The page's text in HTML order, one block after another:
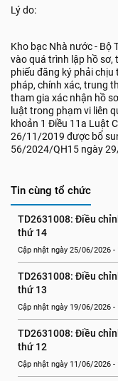
Lý do:
Kho bạc Nhà nước - Bộ
vào quá trình lập hồ sơ,
phiếu đăng ký phải
pháp, chính xác, trung
tham gia xác nhận hồ
luật trong phạm vi liên
khoản 1 Điều 11a Luật
26/11/2019 được bổ
56/2024/QH15 ngày
Tin cùng tổ chức
TD2631008: Điều
thứ 14
Cập nhật ngày 25/06/2026 -
TD2631008: Điều
thứ 13
Cập nhật ngày 19/06/2026 -
TD2631008: Điều
thứ 12
Cập nhật ngày 11/06/2026 -